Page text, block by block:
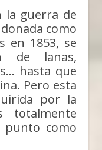
la guerra de
como
en 1853, se
de lanas,
hasta que
Pero esta
por la
totalmente
punto como